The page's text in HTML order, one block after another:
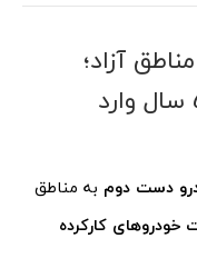
آزاد؛
خودروهای کارکرده کمتر از 5 سال وارد
دست دوم به مناطق
خودروهای کارکرده